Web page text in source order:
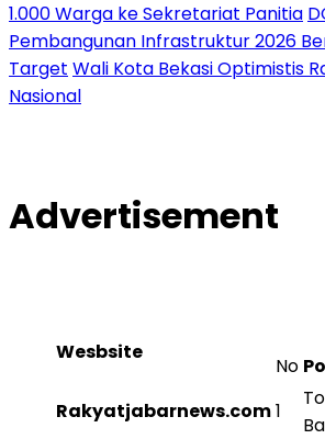
1.000 Warga ke Sekretariat Panitia
Pembangunan Infrastruktur 2026
Target Wali Kota Bekasi Optimistis
Nasional
Advertisement
Wesbsite
No
Rakyatjabarnews.com1